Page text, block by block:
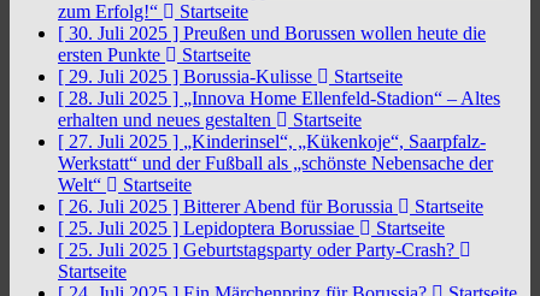
zum Erfolg!“
Startseite
[ 30. Juli 2025 ] Preußen und Borussen wollen heute die
ersten Punkte
Startseite
[ 29. Juli 2025 ] Borussia-Kulisse
Startseite
[ 28. Juli 2025 ] „Innova Home Ellenfeld-Stadion“ – Altes
erhalten und neues gestalten
Startseite
[ 27. Juli 2025 ] „Kinderinsel“, „Kükenkoje“, Saarpfalz-
Werkstatt“ und der Fußball als „schönste Nebensache der
Welt“
Startseite
[ 26. Juli 2025 ] Bitterer Abend für Borussia
Startseite
[ 25. Juli 2025 ] Lepidoptera Borussiae
Startseite
[ 25. Juli 2025 ] Geburtstagsparty oder Party-Crash?
Startseite